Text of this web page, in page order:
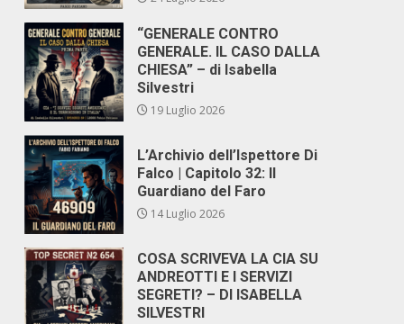
“GENERALE CONTRO
GENERALE. IL CASO DALLA
CHIESA” – di Isabella
Silvestri
19 Luglio 2026
L’Archivio dell’Ispettore Di
Falco | Capitolo 32: Il
Guardiano del Faro
14 Luglio 2026
COSA SCRIVEVA LA CIA SU
ANDREOTTI E I SERVIZI
SEGRETI? – DI ISABELLA
SILVESTRI